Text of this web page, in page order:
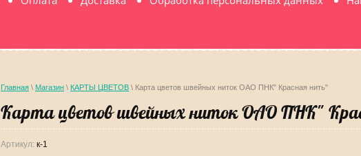
Главная \ Магазин \ КАРТЫ ЦВЕТОВ \ Карта цветов швейных ниток ОАО ПНК" Красная нить"
Карта цветов швейных ниток ОАО ПНК"
Артикул: к-1